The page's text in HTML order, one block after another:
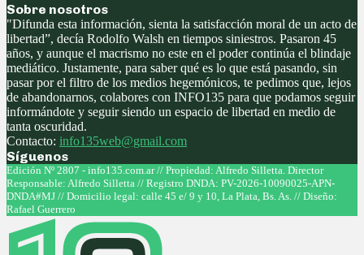
Sobre nosotros
"Difunda esta información, sienta la satisfacción moral de un acto de
libertad”, decía Rodolfo Walsh en tiempos siniestros. Pasaron 45
años, y aunque el macrismo no este en el poder continúa el blindaje
mediático. Justamente, para saber qué es lo que está pasando, sin
pasar por el filtro de los medios hegemónicos, te pedimos que, lejos
de abandonarnos, colabores con INFO135 para que podamos seguir
informándote y seguir siendo un espacio de libertad en medio de
tanta oscuridad.
Contacto: info135web@gmail.com
Síguenos
Facebook
Twitter
Instagram
Youtube
Edición Nº 2807 - info135.com.ar // Propiedad: Alfredo Silletta. Director
Responsable: Alfredo Silletta // Registro DNDA: PV-2026-10090025-APN-
DNDA#MJ // Domicilio legal: calle 45 e/ 9 y 10, La Plata, Bs. As. // Diseño:
Rafael Guerrero